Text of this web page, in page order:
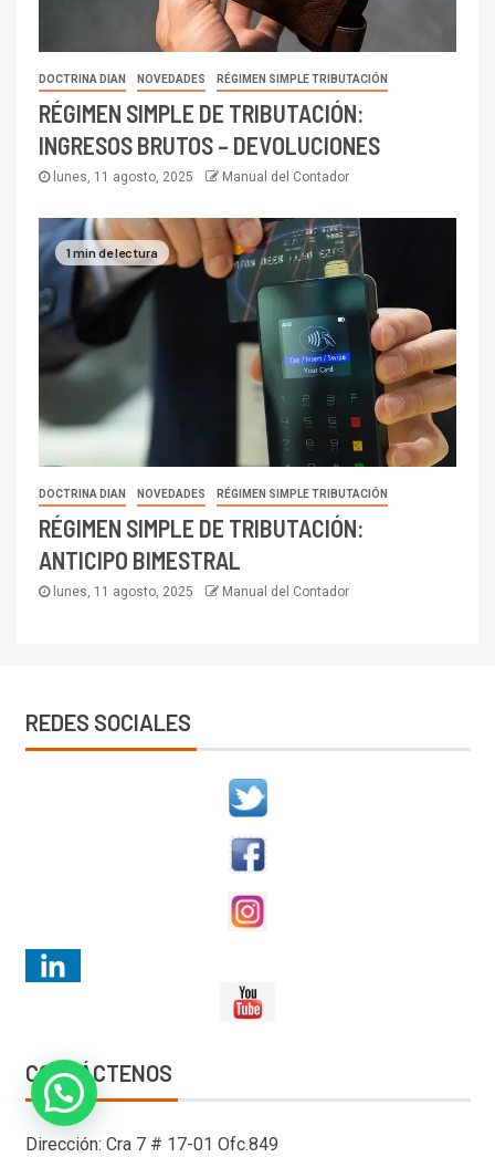
DOCTRINA DIAN NOVEDADES RÉGIMEN SIMPLE TRIBUTACIÓN
RÉGIMEN SIMPLE DE TRIBUTACIÓN:
INGRESOS BRUTOS – DEVOLUCIONES
lunes, 11 agosto, 2025 Manual del Contador
1 min de lectura
DOCTRINA DIAN NOVEDADES RÉGIMEN SIMPLE TRIBUTACIÓN
RÉGIMEN SIMPLE DE TRIBUTACIÓN:
ANTICIPO BIMESTRAL
lunes, 11 agosto, 2025 Manual del Contador
REDES SOCIALES
CONTÁCTENOS
Dirección: Cra 7 # 17-01 Ofc.849